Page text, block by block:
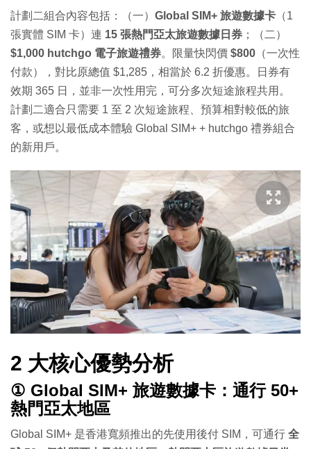
計劃二組合內容包括：（一） Global SIM+ 旅遊數據卡 （1
張實體 SIM 卡）連 15 張熱門亞太旅遊數據日券 ；（二）
$1,000 hutchgo 電子旅遊禮券。限量快閃價 $800 （一次性
付款），對比原總值 $1,285，相當於 6.2 折優惠。日券有
效期 365 日，並非一次性用完，可分多次短途旅程共用。
計劃二適合只需要 1 至 2 次短途旅程、預算相對較低的旅
客，或想以最低成本體驗 Global SIM+ + hutchgo 禮券組合
的新用戶。
2 大核心優勢分析
① Global SIM+ 旅遊數據卡：通行 50+
熱門亞太地區
Global SIM+ 是香港寬頻推出的先使用後付 SIM，可通行 全